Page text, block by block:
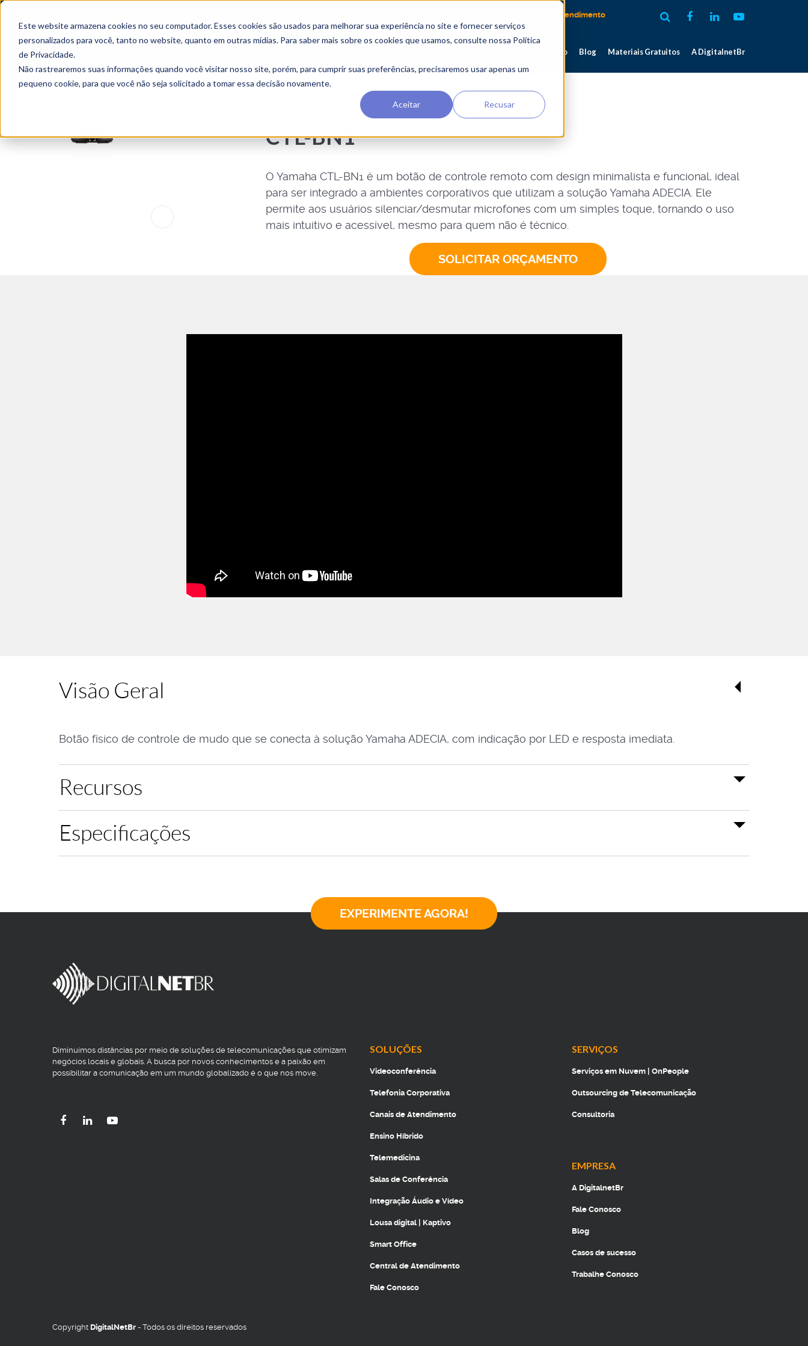
Este website armazena cookies no seu computador. Esses cookies são usados ​​para melhorar sua experiência no site e fornecer serviços
personalizados para você, tanto no website, quanto em outras mídias. Para saber mais sobre os cookies que usamos, consulte nossa Política
de Privacidade.
Não rastrearemos suas informações quando você visitar nosso site, porém, para cumprir suas preferências, precisaremos usar apenas um
pequeno cookie, para que você não seja solicitado a tomar essa decisão novamente.
Aceitar Recusar
central de atendimento
Casos de sucesso Blog Materiais Gratuitos A DigitalnetBr
CTL-BN1
O Yamaha CTL-BN1 é um botão de controle remoto com design minimalista e funcional, ideal
para ser integrado a ambientes corporativos que utilizam a solução Yamaha ADECIA. Ele
permite aos usuários silenciar/desmutar microfones com um simples toque, tornando o uso
mais intuitivo e acessível, mesmo para quem não é técnico.
SOLICITAR ORÇAMENTO
Visão Geral
Botão físico de controle de mudo que se conecta à solução Yamaha ADECIA, com indicação por LED e resposta imediata.
Recursos
Especificações
EXPERIMENTE AGORA!
Diminuímos distâncias por meio de soluções de telecomunicações que otimizam
negócios locais e globais. A busca por novos conhecimentos e a paixão em
possibilitar a comunicação em um mundo globalizado é o que nos move.
SOLUÇÕES
Videoconferência
Telefonia Corporativa
Canais de Atendimento
Ensino Híbrido
Telemedicina
Salas de Conferência
Integração Áudio e Vídeo
Lousa digital | Kaptivo
Smart Office
Central de Atendimento
Fale Conosco
SERVIÇOS
Serviços em Nuvem | OnPeople
Outsourcing de Telecomunicação
Consultoria
EMPRESA
A DigitalnetBr
Fale Conosco
Blog
Casos de sucesso
Trabalhe Conosco
Copyright DigitalNetBr - Todos os direitos reservados